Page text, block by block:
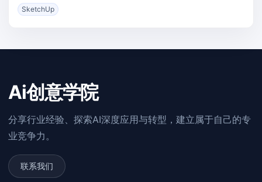
SketchUp
Ai创意学院
分享行业经验、探索AI深度应用与转型，建立属于自己的专
业竞争力。
联系我们